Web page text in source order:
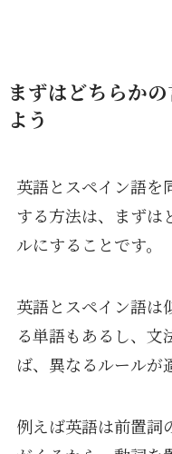
まずはどちらか
よう
英語とスペイン語を
する方法は、まずは
ルにすることです。
英語とスペイン語は
る単語もあるし、文
ば、異なるルールが
例えば英語は前置詞